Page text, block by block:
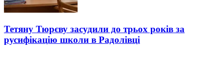
Тетяну Тюрєву засудили до трьох років за
русифікацію школи в Радолівці